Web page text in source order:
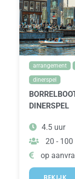
arrangement
dinerspel
DINERSPEL
4.5 uur
20 - 100
op
BEKIJK